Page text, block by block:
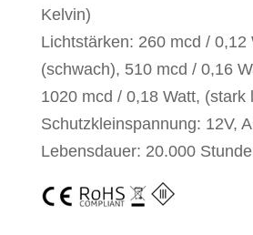
Kelvin)
Lichtstärken: 260 mcd / 0,12
(schwach), 510 mcd / 0,16
1020 mcd / 0,18 Watt, (stark
Schutzkleinspannung: 12V,
Lebensdauer: 20.000